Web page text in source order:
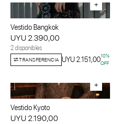
+
Vestido Bangkok
UYU 2.390,00
2 disponibles
TRANSFERENCIA UYU 2.151,0010%
OFF
+
Vestido Kyoto
UYU 2.190,00